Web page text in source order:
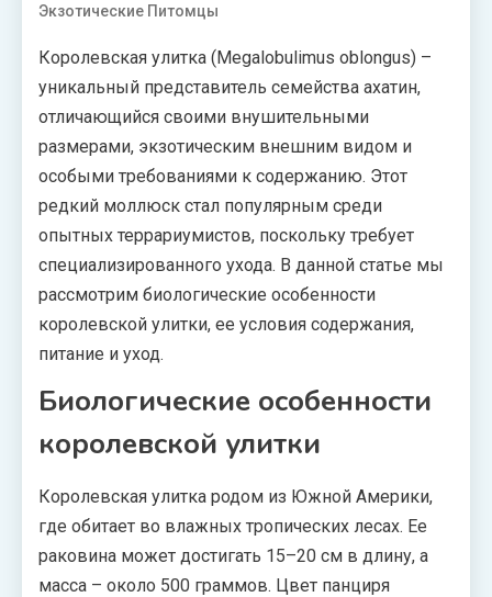
Экзотические Питомцы
Королевская улитка (Megalobulimus oblongus) –
уникальный представитель семейства ахатин,
отличающийся своими внушительными
размерами, экзотическим внешним видом и
особыми требованиями к содержанию. Этот
редкий моллюск стал популярным среди
опытных террариумистов, поскольку требует
специализированного ухода. В данной статье мы
рассмотрим биологические особенности
королевской улитки, ее условия содержания,
питание и уход.
Биологические особенности
королевской улитки
Королевская улитка родом из Южной Америки,
где обитает во влажных тропических лесах. Ее
раковина может достигать 15–20 см в длину, а
масса – около 500 граммов. Цвет панциря